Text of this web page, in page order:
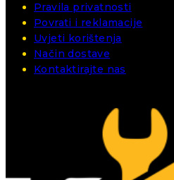
Pravila privatnosti
Povrati i reklamacije
Uvjeti korištenja
Način dostave
Kontaktirajte nas